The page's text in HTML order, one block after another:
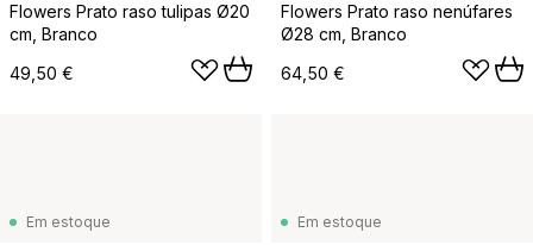
Flowers Prato raso tulipas Ø20
cm, Branco
49,50 €
Flowers Prato raso nenúfares
Ø28 cm, Branco
64,50 €
Em estoque Em estoque